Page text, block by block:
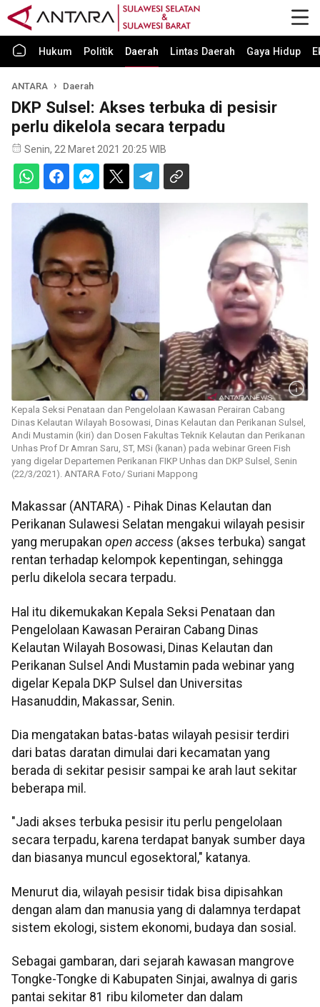
Hukum Politik Daerah Lintas Daerah Gaya Hidup
ANTARA Daerah
DKP Sulsel: Akses terbuka di pesisir
perlu dikelola secara terpadu
Senin, 22 Maret 2021 20:25 WIB
Kepala Seksi Penataan dan Pengelolaan Kawasan Perairan Cabang
Dinas Kelautan Wilayah Bosowasi, Dinas Kelautan dan Perikanan Sulsel,
Andi Mustamin (kiri) dan Dosen Fakultas Teknik Kelautan dan Perikanan
Unhas Prof Dr Amran Saru, ST, MSi (kanan) pada webinar Green Fish
yang digelar Departemen Perikanan FIKP Unhas dan DKP Sulsel, Senin
(22/3/2021). ANTARA Foto/ Suriani Mappong
Makassar (ANTARA) - Pihak Dinas Kelautan dan
Perikanan Sulawesi Selatan mengakui wilayah pesisir
yang merupakan open access (akses terbuka) sangat
rentan terhadap kelompok kepentingan, sehingga
perlu dikelola secara terpadu.
Hal itu dikemukakan Kepala Seksi Penataan dan
Pengelolaan Kawasan Perairan Cabang Dinas
Kelautan Wilayah Bosowasi, Dinas Kelautan dan
Perikanan Sulsel Andi Mustamin pada webinar yang
digelar Kepala DKP Sulsel dan Universitas
Hasanuddin, Makassar, Senin.
Dia mengatakan batas-batas wilayah pesisir terdiri
dari batas daratan dimulai dari kecamatan yang
berada di sekitar pesisir sampai ke arah laut sekitar
beberapa mil.
"Jadi akses terbuka pesisir itu perlu pengelolaan
secara terpadu, karena terdapat banyak sumber daya
dan biasanya muncul egosektoral," katanya.
Menurut dia, wilayah pesisir tidak bisa dipisahkan
dengan alam dan manusia yang di dalamnya terdapat
sistem ekologi, sistem ekonomi, budaya dan sosial.
Sebagai gambaran, dari sejarah kawasan mangrove
Tongke-Tongke di Kabupaten Sinjai, awalnya di garis
pantai sekitar 81 ribu kilometer dan dalam